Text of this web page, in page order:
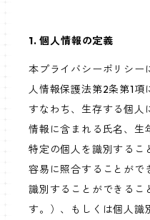
1. 個人情報の定義
本プライバシーポリシー
人情報保護法第2条第1項
すなわち、生存する個人
情報に含まれる氏名、生
特定の個人を識別するこ
容易に照合することがで
識別することができるこ
す。）、もしくは個人識